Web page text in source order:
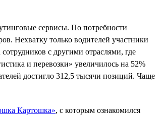
сервисы. По потребности
Нехватку только водителей участники
с другими отраслями, где
и перевозки» увеличилось на 52%
достигло 312,5 тысячи позиций. Чаще
Картошка», с которым ознакомился